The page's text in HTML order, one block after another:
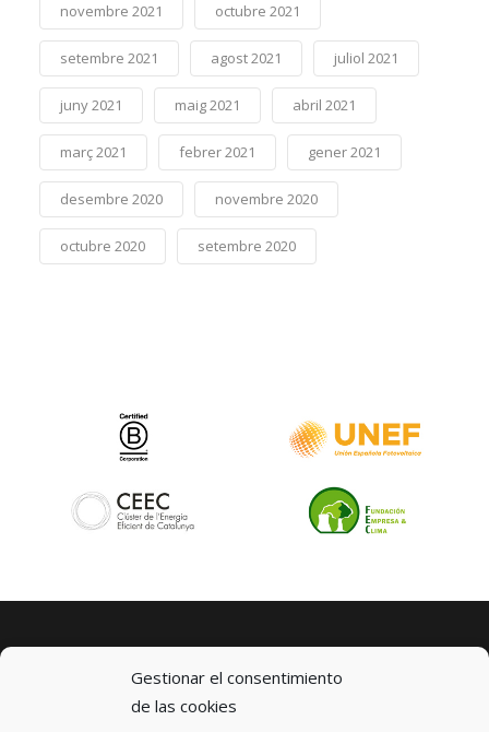
Gestionar el consentimiento
de las cookies
novembre 2021 octubre 2021
setembre 2021 agost 2021 juliol 2021
juny 2021 maig 2021 abril 2021
març 2021 febrer 2021 gener 2021
desembre 2020 novembre 2020
octubre 2020 setembre 2020